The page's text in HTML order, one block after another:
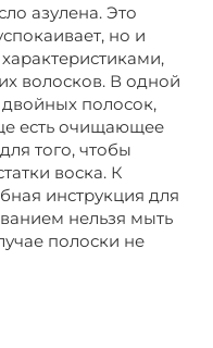
азулена. Это
но и
волосков. В одной
полосок,
есть очищающее
того, чтобы
воска. К
инструкция для
нельзя мыть
полоски не